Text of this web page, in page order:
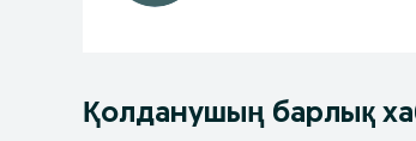
Қолданушың барлық